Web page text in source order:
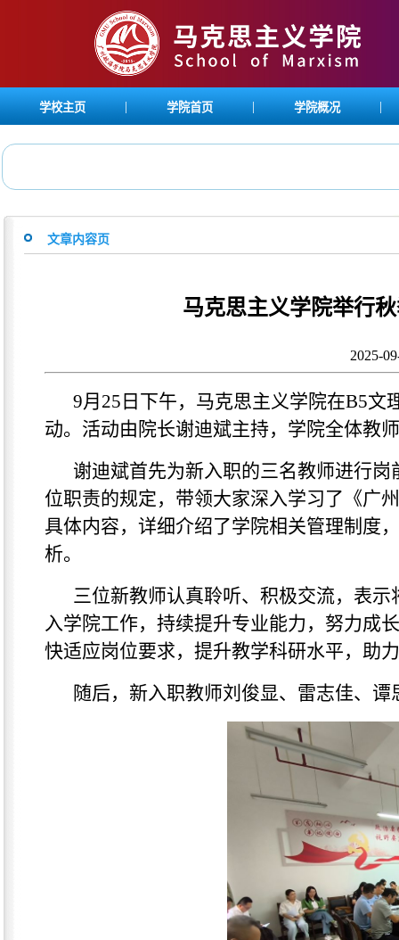
学校主页 | 学院首页 | 学院概况 |
文章内容页
马克思主义学院举行
2025-
9月25日 下午，马克思主义学院在B5文
动。活动由院长谢迪斌主持， 学院全体教
谢迪斌首先为新入职的三名教师进行
位职责的规定，带领大家深入学习了《广
具体内容，详细介绍了学院相关管理制度
析。
三位新教师认真聆听、积极交流，表
入学院工作，持续提升专业能力，努力成
快适应岗位要求，提升教学科研水平，助
随后，新入职教师刘俊显、雷志佳、谭